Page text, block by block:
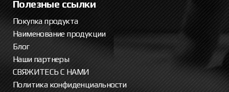
Полезные ссылки
Покупка продукта
Наименование продукции
Блог
Наши партнеры
СВЯЖИТЕСЬ С НАМИ
Политика конфиденциальности